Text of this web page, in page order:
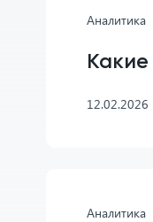
Аналитика
12.02.2026
Аналитика